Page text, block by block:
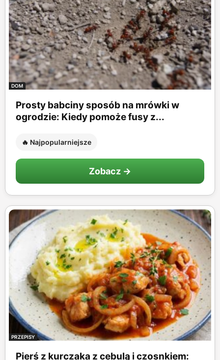
DOM
Prosty babciny sposób na mrówki w
ogrodzie: Kiedy pomoże fusy z...
🔥 Najpopularniejsze
Zobacz →
PRZEPISY
Pierś z kurczaka z cebulą i czosnkiem: